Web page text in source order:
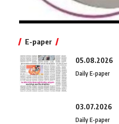
E-paper
05.08.2026
Daily E-paper
03.07.2026
Daily E-paper